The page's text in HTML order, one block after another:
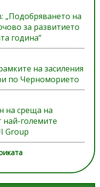
на
за развитието
година“
на засиления
по Черноморието
на среща на
най-големите
Group